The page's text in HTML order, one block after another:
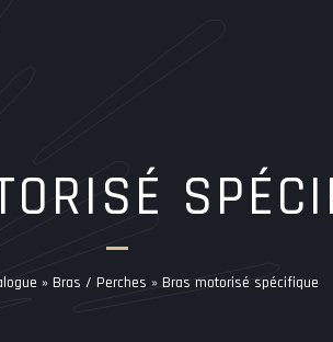
» Bras / Perches » Bras motorisé spécifique